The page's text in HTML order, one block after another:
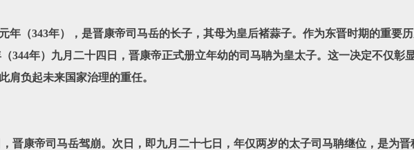
（343年），是晋康帝司马岳的长子，其母为皇后褚蒜子。作为东晋时期的重要
344年）九月二十四日，晋康帝正式册立年幼的司马聃为皇太子。这一决定不仅彰
肩负起未来国家治理的重任。
晋康帝司马岳驾崩。次日，即九月二十七日，年仅两岁的太子司马聃继位，是为晋